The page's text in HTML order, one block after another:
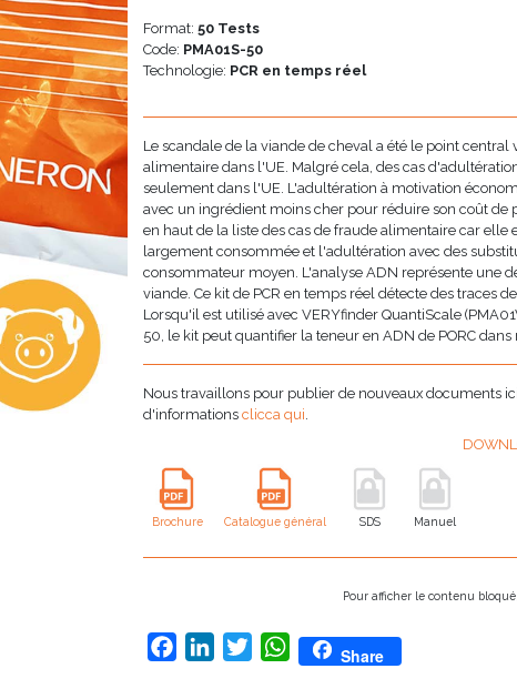
Format:50 Tests
Code: PMA01S-50
Technologie: PCR en temps réel
Le scandale de la viande de cheval a été le point
alimentaire dans l'UE. Malgré cela, des cas
seulement dans l'UE. L'adultération à motivation
avec un ingrédient moins cher pour réduire son coût de
en haut de la liste des cas de fraude alimentaire car elle
largement consommée et l'adultération avec des
consommateur moyen. L'analyse ADN représente une
viande. Ce kit de PCR en temps réel détecte des traces
Lorsqu'il est utilisé avec VERYfinder QuantiScale
50, le kit peut quantifier la teneur en ADN de PORC
Nous travaillons pour publier de nouveaux documents
d'informationsclicca qui.
Brochure Catalogue général SDS Manuel
Pour afficher le contenu
FacebookLinkedInTwitterWhatsApp
Share